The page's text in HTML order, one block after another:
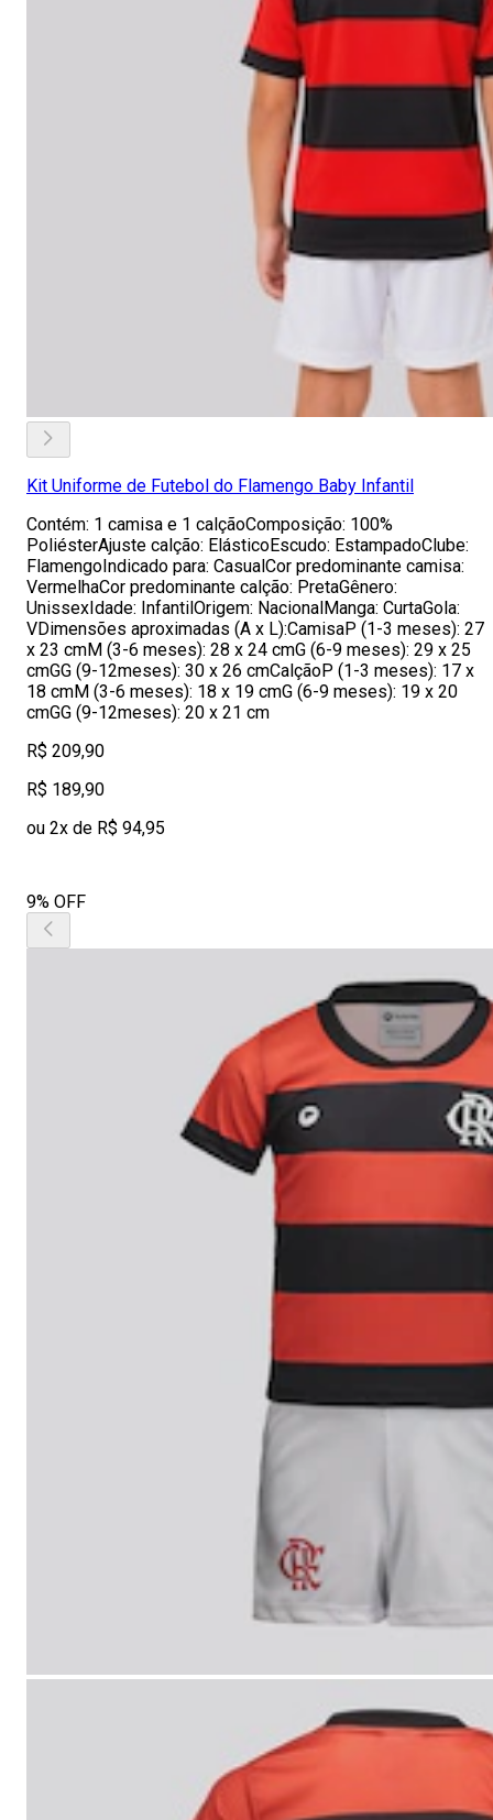
Kit Uniforme de Futebol do Flamengo Baby Infantil
Contém: 1 camisa e 1 calçãoComposição: 100%
PoliésterAjuste calção: ElásticoEscudo: EstampadoClube:
FlamengoIndicado para: CasualCor predominante camisa:
VermelhaCor predominante calção: PretaGênero:
UnissexIdade: InfantilOrigem: NacionalManga: CurtaGola:
VDimensões aproximadas (A x L):CamisaP (1-3 meses): 27
x 23 cmM (3-6 meses): 28 x 24 cmG (6-9 meses): 29 x 25
cmGG (9-12meses): 30 x 26 cmCalçãoP (1-3 meses): 17 x
18 cmM (3-6 meses): 18 x 19 cmG (6-9 meses): 19 x 20
cmGG (9-12meses): 20 x 21 cm
R$ 209,90
R$ 189,90
ou 2x de R$ 94,95
9% OFF